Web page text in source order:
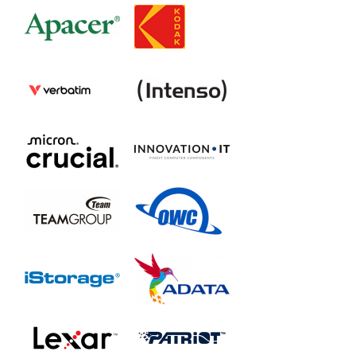
OWCTB3TBV4T4.0
OWCTB3TBV4T16
OWCTB3TBV4T8.0
ThunderBlade X8
OWCTB3TBL8X16
OWCTB3TBL8X08
OWCTB5TBL12X012
OWCTB5TBL12X096